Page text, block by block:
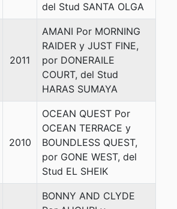
del Stud SANTA OLGA
2011
AMANI Por MORNING
RAIDER y JUST FINE,
por DONERAILE
COURT, del Stud
HARAS SUMAYA
2010
OCEAN QUEST Por
OCEAN TERRACE y
BOUNDLESS QUEST,
por GONE WEST, del
Stud EL SHEIK
BONNY AND CLYDE